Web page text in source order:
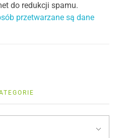
do redukcji spamu.
przetwarzane są dane